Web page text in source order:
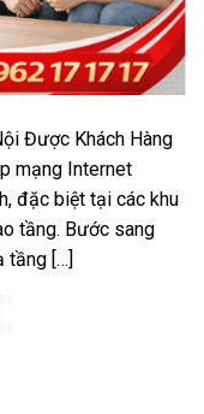
Được Khách Hàng
mạng Internet
đặc biệt tại các khu
tầng. Bước sang
tầng […]